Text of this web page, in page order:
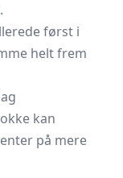
først i
helt frem
kan
på mere